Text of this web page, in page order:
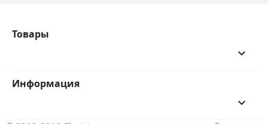
Товары
keyboard_arrow_down
Информация
keyboard_arrow_down